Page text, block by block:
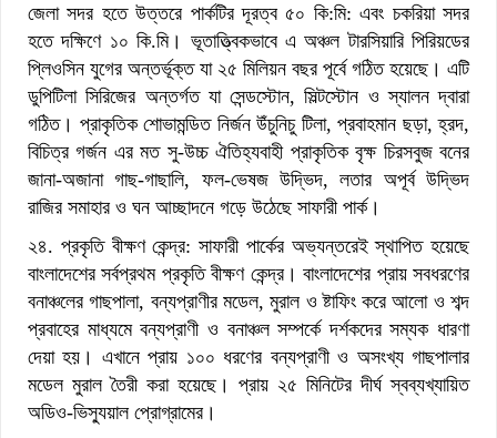
জেলা সদর হতে উত্তরে পার্কটির দূরত্ব ৫০ কি:মি: এবং চকরিয়া সদর
হতে দক্ষিণে ১০ কি.মি। ভূতাত্ত্বিকভাবে এ অঞ্চল টারসিয়ারি পিরিয়ডের
প্লিওসিন যুগের অন্তর্ভূক্ত যা ২৫ মিলিয়ন বছর পূর্বে গঠিত হয়েছে। এটি
ডুপিটিলা সিরিজের অন্তর্গত যা সেন্ডস্টোন, সিল্টস্টোন ও স্যালন দ্বারা
গঠিত। প্রাকৃতিক শোভামন্ডিত নির্জন উঁচুনিচু টিলা, প্রবাহমান ছড়া, হ্রদ,
বিচিত্র গর্জন এর মত সু-উচ্চ ঐতিহ্যবাহী প্রাকৃতিক বৃক্ষ চিরসবুজ বনের
জানা-অজানা গাছ-গাছালি, ফল-ভেষজ উদ্ভিদ, লতার অপূর্ব উদ্ভিদ
রাজির সমাহার ও ঘন আচ্ছাদনে গড়ে উঠেছে সাফারী পার্ক।
২৪. প্রকৃতি বীক্ষণ কেন্দ্র: সাফারী পার্কের অভ্যন্তরেই স্থাপিত হয়েছে
বাংলাদেশের সর্বপ্রথম প্রকৃতি বীক্ষণ কেন্দ্র। বাংলাদেশের প্রায় সবধরণের
বনাঞ্চলের গাছপালা, বন্যপ্রাণীর মডেল, মুরাল ও ষ্টাফিং করে আলো ও শব্দ
প্রবাহের মাধ্যমে বন্যপ্রাণী ও বনাঞ্চল সম্পর্কে দর্শকদের সম্যক ধারণা
দেয়া হয়। এখানে প্রায় ১০০ ধরণের বন্যপ্রাণী ও অসংখ্য গাছপালার
মডেল মুরাল তৈরী করা হয়েছে। প্রায় ২৫ মিনিটের দীর্ঘ স্বব্যখ্যায়িত
অডিও-ভিস্যুয়াল প্রোগ্রামের।